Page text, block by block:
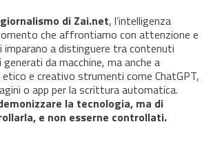
di Zai.net, l’intelligenza
che affrontiamo con attenzione e
imparano a distinguere tra contenuti
da macchine, ma anche a
e creativo strumenti come ChatGPT,
o app per la scrittura automatica.
la tecnologia, ma di
e non esserne controllati.